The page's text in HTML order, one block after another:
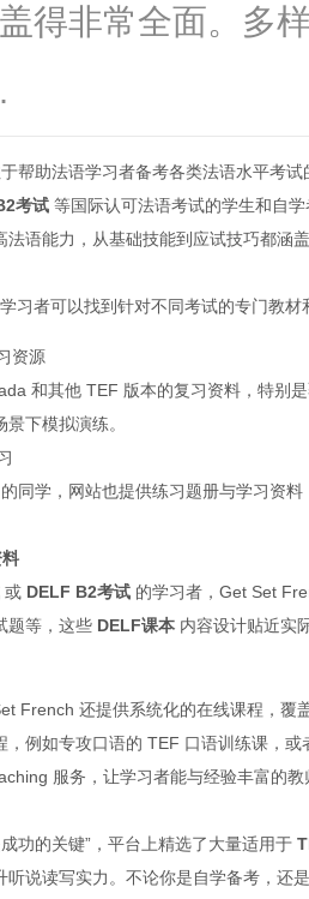
得非常全面。多
帮助法语学习者备考各类法语水平考
考试 等国际认可法语考试的学生和自
法语能力，从基础技能到应试技巧都涵
习者可以找到针对不同考试的专门教材
资源
和其他 TEF 版本的复习资料，特别
下模拟演练。
的同学，网站也提供练习题册与学习资
或 DELF B2考试 的学习者，Get Set
题等，这些 DELF课本 内容设计贴近实
French 还提供系统化的在线课程，
，例如专攻口语的 TEF 口语训练课，
服务，让学习者能与经验丰富的
功的关键”，平台上精选了大量适用于
听说读写实力。不论你是自学备考，还